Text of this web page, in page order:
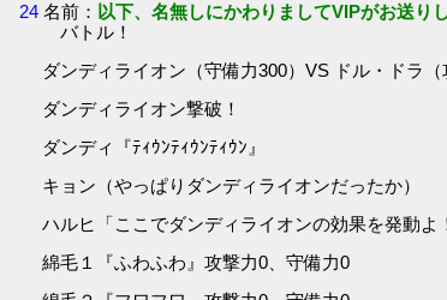
24 名前： 以下、名無しにかわりましてVIPがお送り
バトル！
ダンディライオン（守備力300）VS ドル・ドラ（
ダンディライオン撃破！
ダンディ『ﾃｨｳﾝﾃｨｳﾝﾃｨｳﾝ』
キョン（やっぱりダンディライオンだったか）
ハルヒ「ここでダンディライオンの効果を発動
綿毛１『ふわふわ』攻撃力0、守備力0